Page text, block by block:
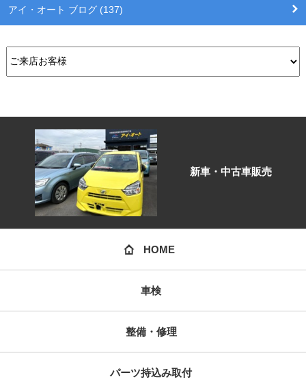
アイ・オート ブログ (137)
新車・中古車販売
HOME
車検
整備・修理
パーツ持込み取付